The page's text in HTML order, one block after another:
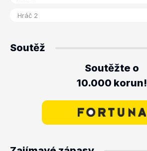
Soutěž
Soutěžte o
10.000 korun!